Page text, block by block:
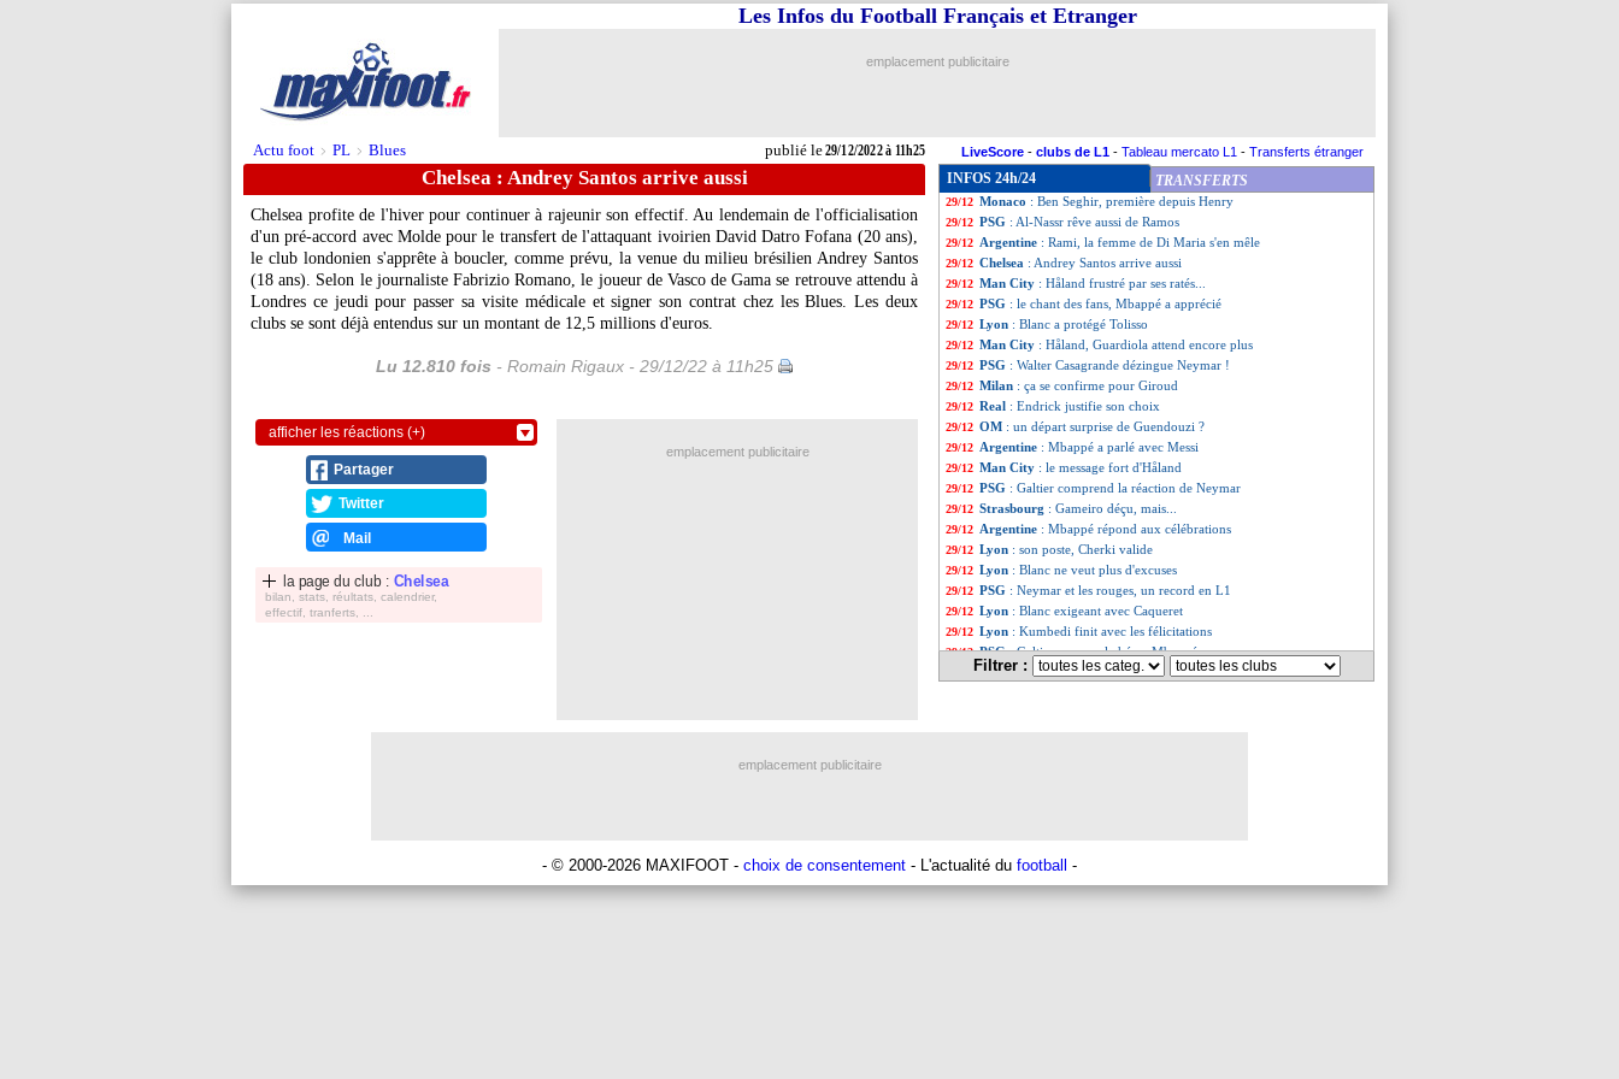
Actu foot > PL > Blues publié le29/12/2022 à 11h25
Les Infos du Football Français et Etranger
emplacement publicitaire
LiveScore - clubs de L1 - Tableau mercato L1 - Transferts étranger
Chelsea : Andrey Santos arrive aussi
Chelsea profite de l'hiver pour continuer à rajeunir son effectif. Au lendemain de l'officialisation
d'un pré-accord avec Molde pour le transfert de l'attaquant ivoirien David Datro Fofana (20 ans),
le club londonien s'apprête à boucler, comme prévu, la venue du milieu brésilien Andrey Santos
(18 ans). Selon le journaliste Fabrizio Romano, le joueur de Vasco de Gama se retrouve attendu à
Londres ce jeudi pour passer sa visite médicale et signer son contrat chez les Blues. Les deux
clubs se sont déjà entendus sur un montant de 12,5 millions d'euros.
Lu 12.810 fois - Romain Rigaux - 29/12/22 à 11h25
afficher les réactions (+)
Partager
Twitter
Mail
la page du club : Chelsea
bilan, stats, réultats, calendrier,
effectif, tranferts, ...
INFOS 24h/24 TRANSFERTS
29/12 EdF: Benzema, Ancelotti esquive la polémique
29/12 Lyon
29/12 OM: Tudor attend trois recrues
29/12 Man Utd: Gakpo, Ten Hag frustré...
29/12 Monaco : Ben Seghir, première depuis Henry
29/12 PSG : Al-Nassr rêve aussi de Ramos
29/12 Argentine : Rami, la femme de Di Maria s'en mêle
29/12 Chelsea : Andrey Santos arrive aussi
29/12 Man City : Håland frustré par ses ratés...
29/12 PSG : le chant des fans, Mbappé a apprécié
29/12 Lyon : Blanc a protégé Tolisso
29/12 Man City : Håland, Guardiola attend encore plus
29/12 PSG : Walter Casagrande dézingue Neymar !
29/12 Milan : ça se confirme pour Giroud
29/12 Real : Endrick justifie son choix
29/12 OM : un départ surprise de Guendouzi ?
29/12 Argentine : Mbappé a parlé avec Messi
29/12 Man City : le message fort d'Håland
29/12 PSG : Galtier comprend la réaction de Neymar
29/12 Strasbourg : Gameiro déçu, mais...
29/12 Argentine : Mbappé répond aux célébrations
29/12 Lyon : son poste, Cherki valide
29/12 Lyon : Blanc ne veut plus d'excuses
29/12 PSG : Neymar et les rouges, un record en L1
29/12 Lyon : Blanc exigeant avec Caqueret
29/12 Lyon : Kumbedi finit avec les félicitations
29/12 PSG: Galtier encense le héros Mbappé
Liste des brèves du mer. 28 décembre 2022
Filtrer :
emplacement publicitaire
emplacement publicitaire
- © 2000-2026 MAXIFOOT - choix de consentement - L'actualité du football -